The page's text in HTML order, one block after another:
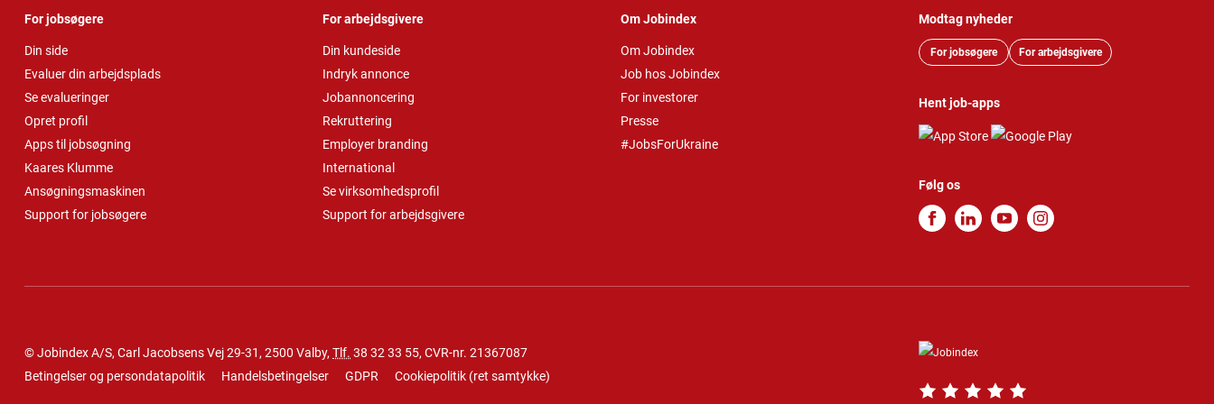
For jobsøgere
Din side
Evaluer din arbejdsplads
Se evalueringer
Opret profil
Apps til jobsøgning
Kaares Klumme
Ansøgningsmaskinen
Support for jobsøgere
For arbejdsgivere
Din kundeside
Indryk annonce
Jobannoncering
Rekruttering
Employer branding
International
Se virksomhedsprofil
Support for arbejdsgivere
Om Jobindex
Om Jobindex
Job hos Jobindex
For investorer
Presse
#JobsForUkraine
Modtag nyheder
For jobsøgere For arbejdsgivere
Hent job-apps
Følg os
© Jobindex A/S, Carl Jacobsens Vej 29-31, 2500 Valby, Tlf. 38 32 33 55, CVR-nr. 21367087
Betingelser og persondatapolitik
Handelsbetingelser GDPR Cookiepolitik (ret samtykke)